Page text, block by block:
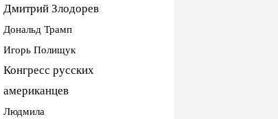
Дмитрий Злодорев
Дональд Трамп
Игорь Полищук
Конгресс русских
американцев
Людмила